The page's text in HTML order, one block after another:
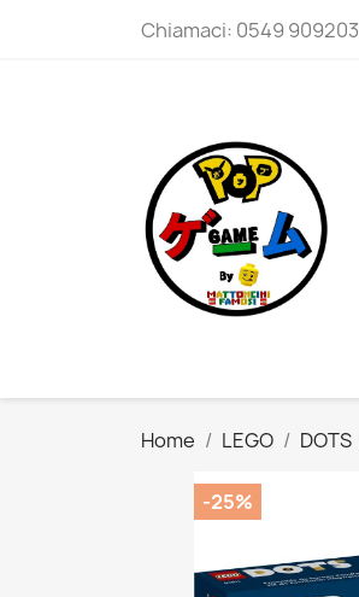
Chiamaci: 0549 909203
Home LEGO DOTS
-25%